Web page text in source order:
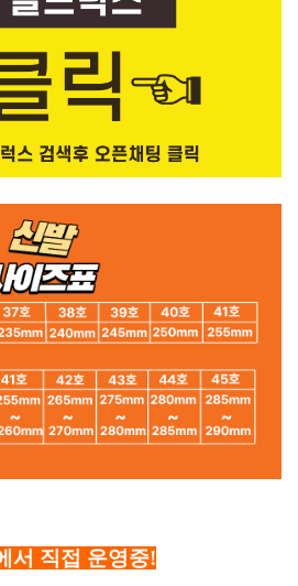
서 직접 운영중!